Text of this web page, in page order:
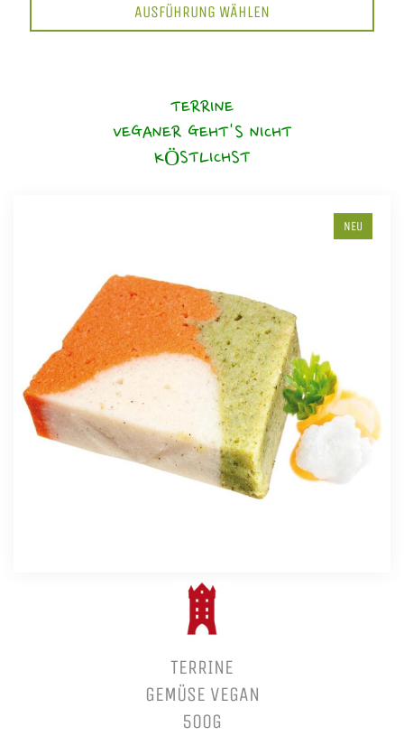
AUSFÜHRUNG WÄHLEN
TERRINE
VEGANER GEHT'S NICHT
KÖSTLICHST
NEU
TERRINE
GEMÜSE VEGAN
500G